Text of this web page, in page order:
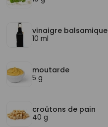
vinaigre balsamique
10 ml
moutarde
5 g
croûtons de pain
40 g